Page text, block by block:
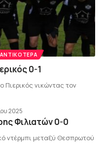
0-1
Πιερικός νικώντας τον
2025
Φιλιατών 0-0
ντέρμπι μεταξύ Θεσπρωτού